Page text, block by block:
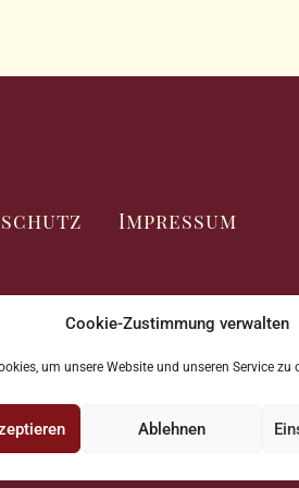
Cookie-Zustimmung verwalten
um unsere Website und unseren Service zu
Ablehnen
Impressum